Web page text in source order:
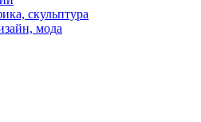
скульптура
мода